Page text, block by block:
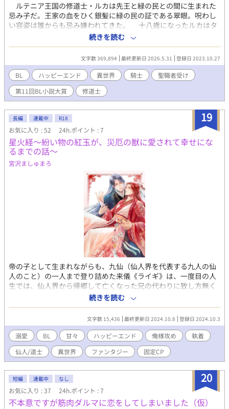
ルテニア王国の修道士・ルカは先王と緑の民との間に生まれた
忌み子だ。王家の血をひく銀髪に緑の民の証である翠眼。呪わし
い容姿は誰からも忌み嫌われてきた。 十八歳になったルカはタ
ジボルグ帝国から国境を守る遠征軍に加わったが、出自を疎まれ
暴力を振るわれそうになる。 寸でのところを黒髪の槍騎士・ジ
ェイルに助けられたものの、彼はとんでもなく短気で無作法な無
神論者だった――。 2025/7/13～ 更新停止。（ちゃんと最後ま
で書きたい気持ちはあるから、きっと戻ってくるぞ！）
2026/5/31 あまりにも時間がかかりすぎているので、エンディ
ングまでのあらすじを追加しました。 落ち着いた
ら日記に言い訳を書きます。 ★マークに性描写があります。
続きを読む
文字数 369,894 最終更新日 2026.5.31 登録日 2023.10.27
BL ハッピーエンド 異世界 騎士
聖職者受け
第11回BL小説大賞
修道士
19
長編 連載中 R18
お気に入り : 52 24h.ポイント : 7
星火経〜紛い物の紅玉が、災厄の獣に愛されて幸せにな
るまでの話〜
宮沢ましゅまろ
帝の子として生まれながらも、九仙（仙人界を代表する九人の仙
人のこと）の一人まで登り詰めた来儀《ライギ》は、一度目の人
生では、仙人界から帰郷して亡くなった兄の代わりに致し方無く
帝となった後、婚約者である花琳《ファリン》と、長く片思いを
していた同門の兄弟子でありであり、自らの側近の紫煙《シエ
ン》の共謀によって殺された。 ――だが、天のきまぐれか、来儀
は再び人生をやり直す機会を得る。 仙人になる前の幼き道士だっ
た頃に戻った来儀は修業に励み、一度目よりも早くに仙人とな
り、その結果兄を救うことに成功する。一度目の辛い人生は忘れ
てた、今度こそ幸せになろうとと、自分の人生を生きようとする
来儀。 しかし、一度目の人生でも二度目の人生でも、少し苦手な
他門の仙人、青蝶《チンディエ》から執拗に絡まれるようになっ
しまい――。 ※不備受けからの、俺様攻めによる溺愛ストーリー
です。攻めが受けにだけ甘々です。中華風ファンタジー。 →イラ
スト：もふか様
続きを読む
文字数 15,436 最終更新日 2024.10.8 登録日 2024.10.3
溺愛 BL 甘々 ハッピーエンド 俺様攻め
執着
仙人/道士
異世界 ファンタジー 固定CP
20
短編 連載中 なし
お気に入り : 37 24h.ポイント : 7
不本意ですが筋肉ダルマに恋をしてしまいました（仮）